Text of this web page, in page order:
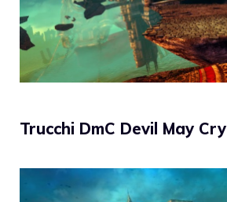
Trucchi DmC Devil May Cry